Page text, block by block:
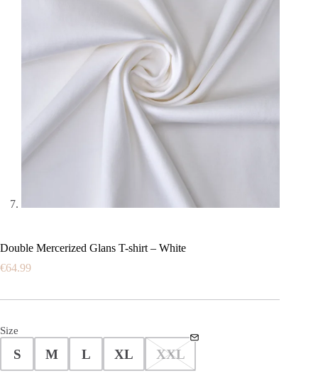
Double Mercerized Glans T-shirt – White
€64.99
Size
S M L XL XXL